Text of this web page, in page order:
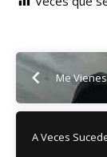
Me
A Veces